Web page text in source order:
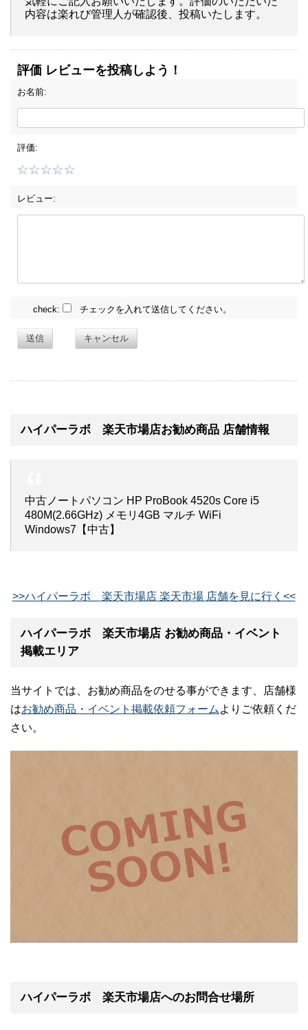
内容は楽れび管理人が確認後、投稿いたします。
評価 レビューを投稿しよう！
お名前:
評価:
レビュー:
check: チェックを入れて送信してください。
送信 キャンセル
ハイパーラボ 楽天市場店お勧め商品 店舗情報
中古ノートパソコン HP ProBook 4520s Core i5
480M(2.66GHz) メモリ4GB マルチ WiFi
Windows7【中古】
>>ハイパーラボ 楽天市場店 楽天市場 店舗を見に行く<<
ハイパーラボ 楽天市場店 お勧め商品・イベント
掲載エリア
当サイトでは、お勧め商品をのせる事ができます、店舗様
はお勧め商品・イベント掲載依頼フォーム よりご依頼くだ
さい。
ハイパーラボ 楽天市場店へのお問合せ場所